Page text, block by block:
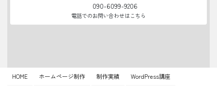
090-6099-9206
電話でのお問い合わせはこちら
HOME ホームページ制作 制作実績 WordPress講座